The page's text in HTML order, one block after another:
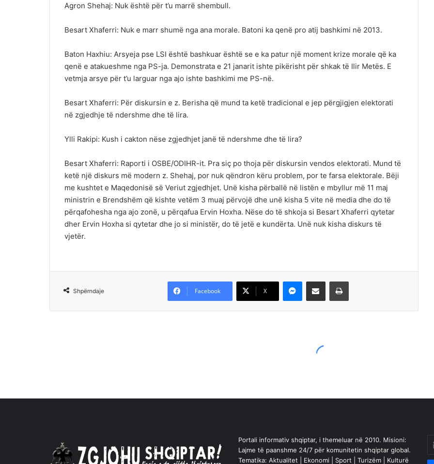
Agron Shehaj: Nuk është për t’u marrë shembull.
Besart Xhaferri: Nuk e marr shumë nga ana morale. Batoni ka qenë pro atij bashkimi në 2013.
Baton Haxhiu: Arsyeja pse LSI është bashkuar është se e ka patur një moment krize morale që ka
qenë e atakueshme nga PS-ja. Demonstrata e 21 janarit ishte pikërisht për shkak të Ilir Metës. E
vetmja arsye për t’u larguar nga ajo ishte bashkimi me PS-në.
Besart Xhaferri: Për diskursin e z. Berisha që mund ta ketë tradicional e jep përgjigjen elektorati
në zgjedhje të ndershme dhe të lira.
Ylli Rakipi: Kush i cakton nëse zgjedhjet janë të ndershme dhe të lira?
Besart Xhaferri: Raporti i OSBE/ODIHR-it. Pra siç po thoja për diskursin vendos elektorati. Mund të
ketë një diskurs më modern z. Shehaj, por nuk qëndron këru problem, por te farsa elektorale. Bëji
me kushtet e Maqedonisë së Veriut zgjedhjet. Unë kisha përballë në listën e mbyllur më 11 maj
ministrin e Brendshëm që kishte vetëm 3 muaj përvojë dhe unë kisha 5 vite në media dhe do të
përqafohesha nga ajo zonë, u përqafua Ervin Hoxha. Nëse do të shkoja si Besart Xhaferri qytetar
dher Ervin Hoxha si qytetar dhe jo si ministër, do të jetë e kundërta. Unë nuk kisha diskurs të
vjetër.
Shpërndaje Facebook X
Messenger Shpërndajeni me anë të postës elektronike Printoje
Portali informativ shqiptar, i themeluar në 2010. Misioni:
Lajme të paanshme 24/7 për komunitetin shqiptar global.
Tematika: Aktualitet | Ekonomi | Sport | Turizëm | Kulturë